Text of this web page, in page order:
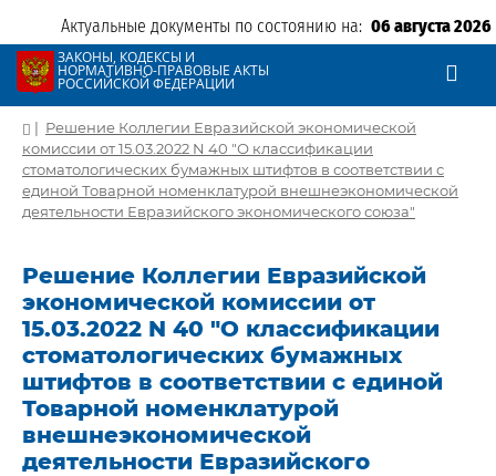
Актуальные документы по состоянию на: 06 августа 2026
ЗАКОНЫ, КОДЕКСЫ И
НОРМАТИВНО-ПРАВОВЫЕ АКТЫ
РОССИЙСКОЙ ФЕДЕРАЦИИ
| Решение Коллегии Евразийской экономической
комиссии от 15.03.2022 N 40 "О классификации
стоматологических бумажных штифтов в соответствии с
единой Товарной номенклатурой внешнеэкономической
деятельности Евразийского экономического союза"
Решение Коллегии Евразийской
экономической комиссии от
15.03.2022 N 40 "О классификации
стоматологических бумажных
штифтов в соответствии с единой
Товарной номенклатурой
внешнеэкономической
деятельности Евразийского